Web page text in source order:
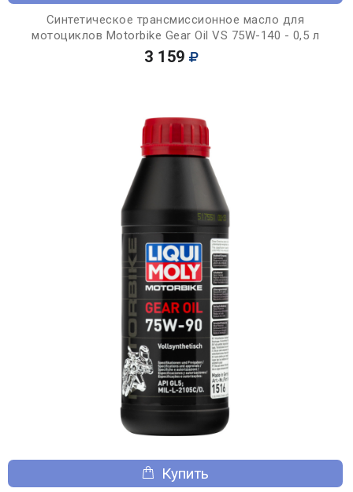
Синтетическое трансмиссионное масло для
мотоциклов Motorbike Gear Oil VS 75W-140 - 0,5 л
3 159
Купить